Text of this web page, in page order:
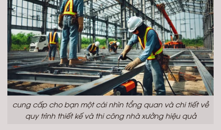
cung cấp cho bạn một cái nhìn tổng quan và chi tiết về
quy trình thiết kế và thi công nhà xưởng hiệu quả